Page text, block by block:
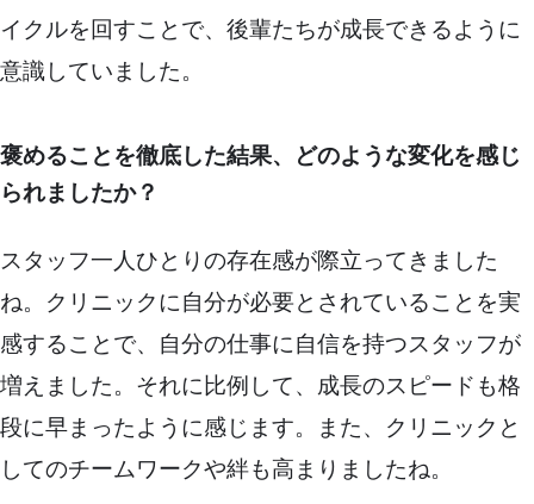
イクルを回すことで、後輩たちが成長できるように
意識していました。
褒めることを徹底した結果、どのような変化を感じ
られましたか？
スタッフ一人ひとりの存在感が際立ってきました
ね。クリニックに自分が必要とされていることを実
感することで、自分の仕事に自信を持つスタッフが
増えました。それに比例して、成長のスピードも格
段に早まったように感じます。また、クリニックと
してのチームワークや絆も高まりましたね。